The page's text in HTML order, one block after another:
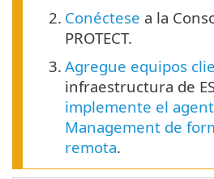
2. Conéctese a la
PROTECT.
3. Agregue equipos
infraestructura de
implemente el
Management de
remota.